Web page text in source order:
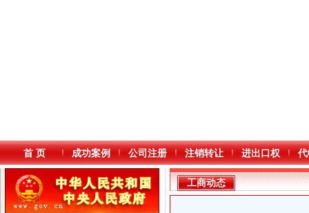
首 页 成功案例 公司注册 注销转让 进出口权
工商动态